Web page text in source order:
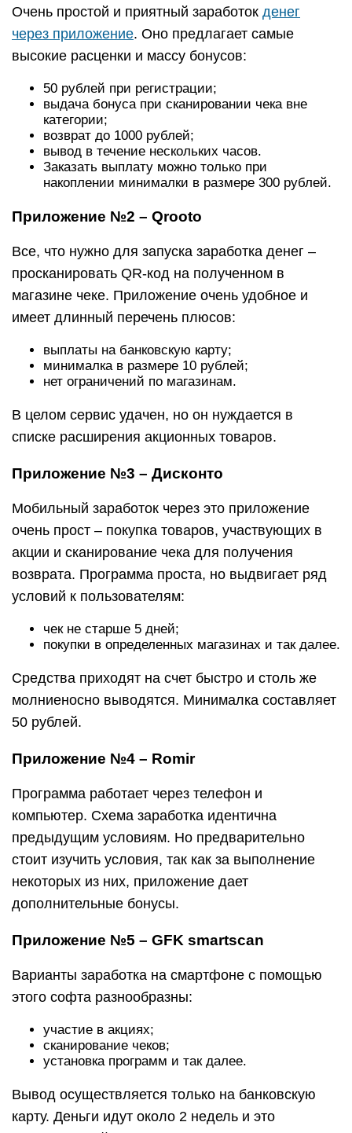
Очень простой и приятный заработок денег
через приложение. Оно предлагает самые
высокие расценки и массу бонусов:
50 рублей при регистрации;
выдача бонуса при сканировании чека вне
категории;
возврат до 1000 рублей;
вывод в течение нескольких часов.
Заказать выплату можно только при
накоплении минималки в размере 300 рублей.
Приложение №2 – Qrooto
Все, что нужно для запуска заработка денег –
просканировать QR-код на полученном в
магазине чеке. Приложение очень удобное и
имеет длинный перечень плюсов:
выплаты на банковскую карту;
минималка в размере 10 рублей;
нет ограничений по магазинам.
В целом сервис удачен, но он нуждается в
списке расширения акционных товаров.
Приложение №3 – Дисконто
Мобильный заработок через это приложение
очень прост – покупка товаров, участвующих в
акции и сканирование чека для получения
возврата. Программа проста, но выдвигает ряд
условий к пользователям:
чек не старше 5 дней;
покупки в определенных магазинах и так далее.
Средства приходят на счет быстро и столь же
молниеносно выводятся. Минималка составляет
50 рублей.
Приложение №4 – Romir
Программа работает через телефон и
компьютер. Схема заработка идентична
предыдущим условиям. Но предварительно
стоит изучить условия, так как за выполнение
некоторых из них, приложение дает
дополнительные бонусы.
Приложение №5 – GFK smartscan
Варианты заработка на смартфоне с помощью
этого софта разнообразны:
участие в акциях;
сканирование чеков;
установка программ и так далее.
Вывод осуществляется только на банковскую
карту. Деньги идут около 2 недель и это